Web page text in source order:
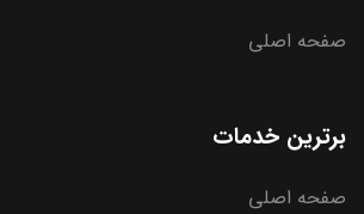
صفحه اصلی
برترین خدمات
صفحه اصلی